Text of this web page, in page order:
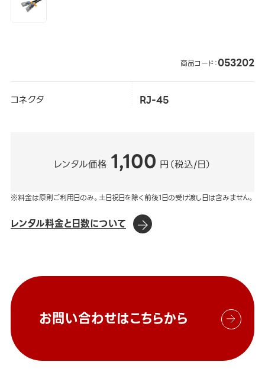
商品コード：053202
コネクタ RJ-45
レンタル価格 1,100 円（税込/日）
※料金は原則ご利用日のみ。土日祝日を除く前後1日の受け渡し日は含みません。
レンタル料金と日数について
お問い合わせはこちらから